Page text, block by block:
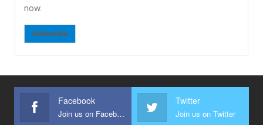
now.
Subscribe
Facebook
Join us on Facebook
Twitter
Join us on Twitter